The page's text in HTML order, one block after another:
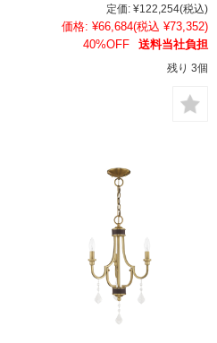
定価: ¥122,254(税込)
価格: ¥66,684(税込 ¥73,352)
40%OFF
送料当社負担
残り 3個